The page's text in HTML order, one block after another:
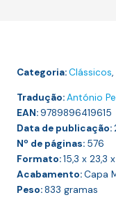
Categoria:Clássicos,
Tradução:António
EAN:9789896419615
Data de publicação:
Nº de páginas: 576
Formato:15,3 x 23,3
Acabamento:Capa
Peso:833 gramas